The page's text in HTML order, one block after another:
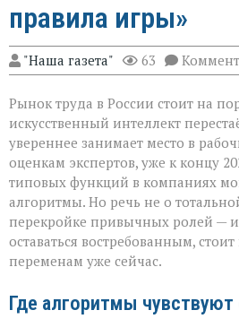
правила игры»
"Наша газета" 63
Рынок труда в России стоит на
искусственный интеллект
увереннее занимает место в
оценкам экспертов, уже к концу
типовых функций в компаниях
алгоритмы. Но речь не о
перекройке привычных ролей — и
оставаться востребованным,
переменам уже сейчас.
Где алгоритмы